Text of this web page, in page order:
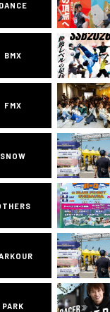
DANCE
BMX
FMX
SNOW
PARK